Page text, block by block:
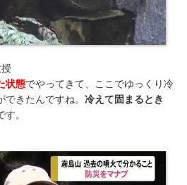
状態でやってきて、ここでゆっくり冷
きたんですね。 冷えて固まるとき
す。